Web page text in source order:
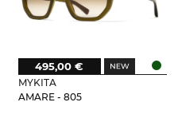
MYKITA
AMARE - 805
495,00 €